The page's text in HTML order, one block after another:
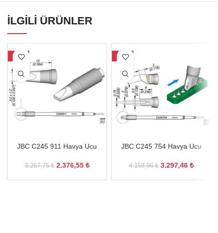
İLGILI ÜRÜNLER
-27%
JBC C245 911 Havya Ucu
3.267,75₺ 2.376,55 ₺
-21%
JBC C245 754 Havya Ucu
4.158,96₺ 3.297,46 ₺